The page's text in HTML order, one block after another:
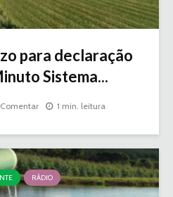
para declaração
Sistema...
Comentar 1 min. leitura
RÁDIO